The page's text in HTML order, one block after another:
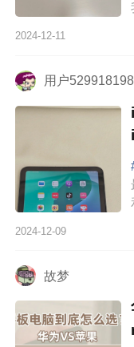
2024-12-11
用户
2024-12-09
故梦